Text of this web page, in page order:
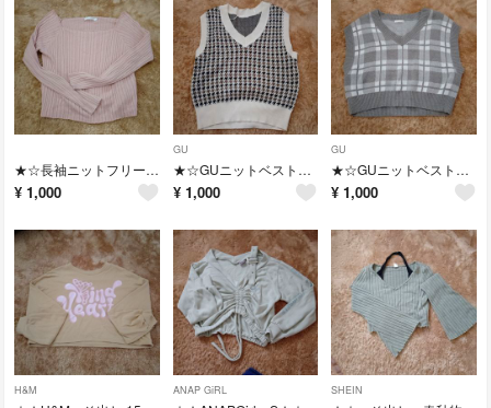
★☆長袖ニットフリーサイズ★☆
¥ 1,000
GU
★☆GUニットベストS★☆
¥ 1,000
GU
★☆GUニットベストM★☆
¥ 1,000
H&M ANAP GiRL SHEIN